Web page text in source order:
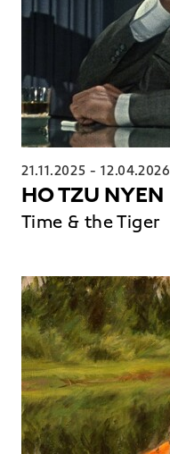
21.11.2025 -12.04.2026
HO TZU NYEN
Time & the Tiger